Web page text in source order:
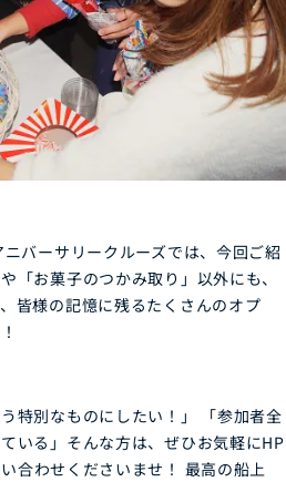
バーサリークルーズでは、今回ご紹
「お菓子のつかみ取り」以外にも、
皆様の記憶に残るたくさんのオプ
特別なものにしたい！」 「参加者全
いる」 そんな方は、ぜひお気軽にHP
合わせくださいませ！ 最高の船上